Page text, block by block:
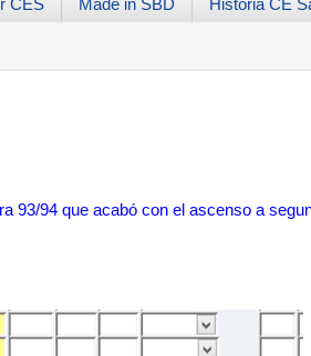
CES Made in SBD Historia CE
93/94 que acabó con el ascenso a